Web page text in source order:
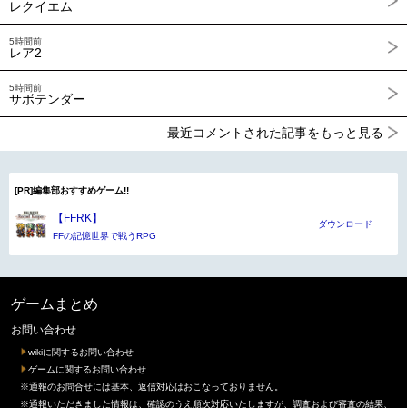
レクイエム
5時間前
レア2
5時間前
サボテンダー
最近コメントされた記事をもっと見る
[PR]編集部おすすめゲーム!!
【FFRK】
FFの記憶世界で戦うRPG
ダウンロード
ゲームまとめ
お問い合わせ
wikiに関するお問い合わせ
ゲームに関するお問い合わせ
※通報のお問合せには基本、返信対応はおこなっておりません。
※通報いただきました情報は、確認のうえ順次対応いたしますが、調査および審査の結果、